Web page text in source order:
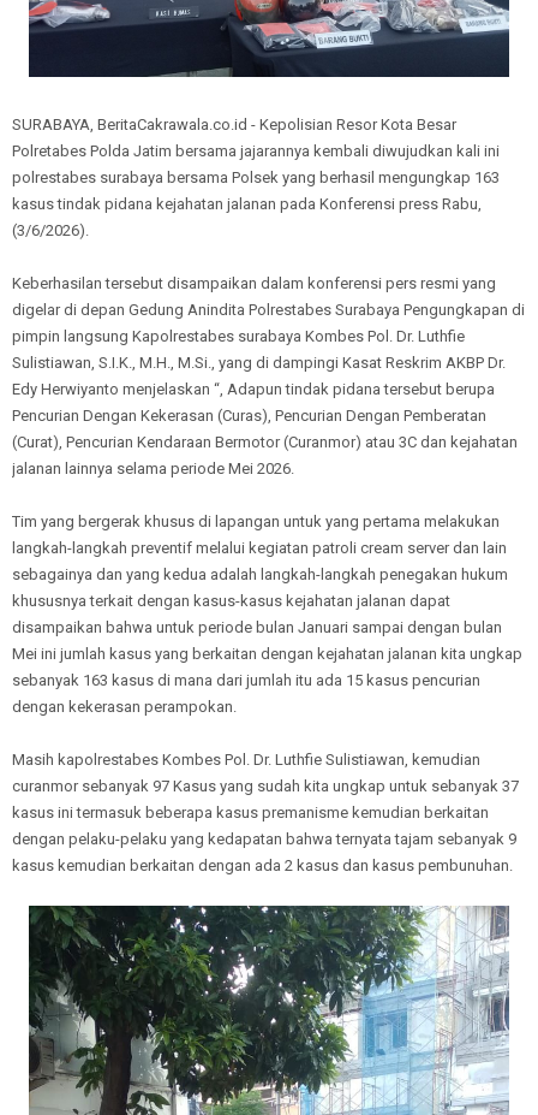
SURABAYA, BeritaCakrawala.co.id - Kepolisian Resor Kota Besar
Polretabes Polda Jatim bersama jajarannya kembali diwujudkan kali ini
polrestabes surabaya bersama Polsek yang berhasil mengungkap 163
kasus tindak pidana kejahatan jalanan pada Konferensi press Rabu,
(3/6/2026).
Keberhasilan tersebut disampaikan dalam konferensi pers resmi yang
digelar di depan Gedung Anindita Polrestabes Surabaya Pengungkapan di
pimpin langsung Kapolrestabes surabaya Kombes Pol. Dr. Luthfie
Sulistiawan, S.I.K., M.H., M.Si., yang di dampingi Kasat Reskrim AKBP Dr.
Edy Herwiyanto menjelaskan “, Adapun tindak pidana tersebut berupa
Pencurian Dengan Kekerasan (Curas), Pencurian Dengan Pemberatan
(Curat), Pencurian Kendaraan Bermotor (Curanmor) atau 3C dan kejahatan
jalanan lainnya selama periode Mei 2026.
Tim yang bergerak khusus di lapangan untuk yang pertama melakukan
langkah-langkah preventif melalui kegiatan patroli cream server dan lain
sebagainya dan yang kedua adalah langkah-langkah penegakan hukum
khususnya terkait dengan kasus-kasus kejahatan jalanan dapat
disampaikan bahwa untuk periode bulan Januari sampai dengan bulan
Mei ini jumlah kasus yang berkaitan dengan kejahatan jalanan kita ungkap
sebanyak 163 kasus di mana dari jumlah itu ada 15 kasus pencurian
dengan kekerasan perampokan.
Masih kapolrestabes Kombes Pol. Dr. Luthfie Sulistiawan, kemudian
curanmor sebanyak 97 Kasus yang sudah kita ungkap untuk sebanyak 37
kasus ini termasuk beberapa kasus premanisme kemudian berkaitan
dengan pelaku-pelaku yang kedapatan bahwa ternyata tajam sebanyak 9
kasus kemudian berkaitan dengan ada 2 kasus dan kasus pembunuhan.